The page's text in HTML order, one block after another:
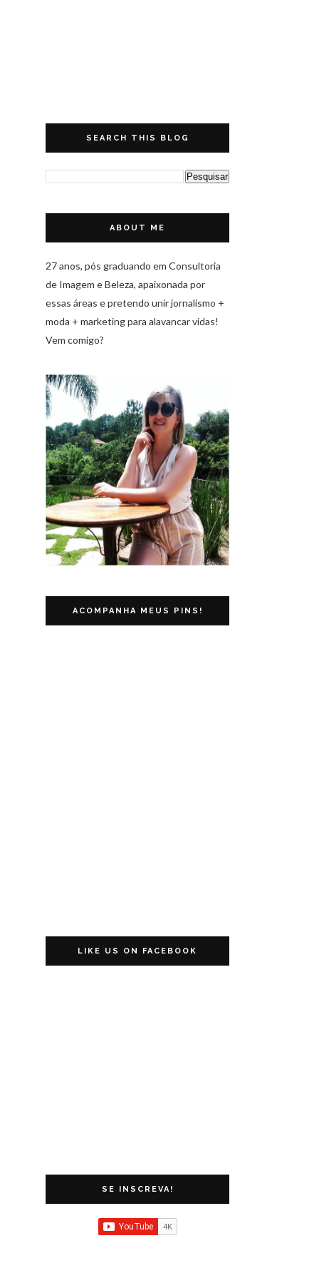
SEARCH THIS BLOG
ABOUT ME
27 anos, pós graduando em Consultoria
de Imagem e Beleza, apaixonada por
essas áreas e pretendo unir jornalismo +
moda + marketing para alavancar vidas!
Vem comigo?
ACOMPANHA MEUS PINS!
LIKE US ON FACEBOOK
SE INSCREVA!